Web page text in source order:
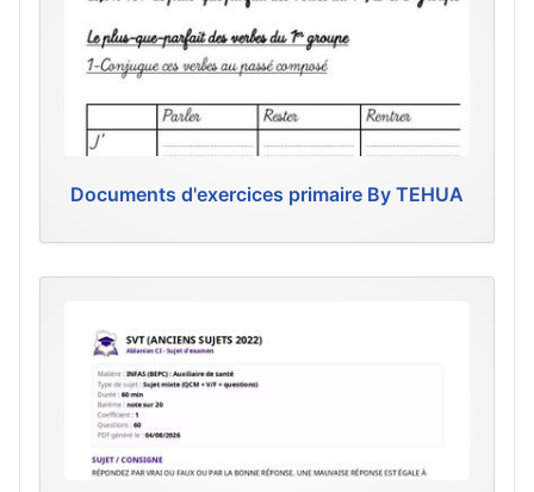
Documents d'exercices primaire By TEHUA